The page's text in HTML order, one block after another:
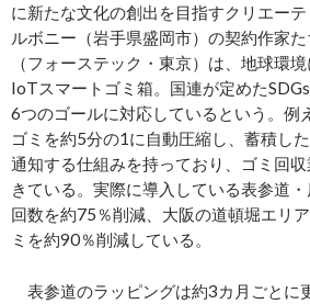
に新たな文化の創出を目指すクリエー
ルボニー（岩手県盛岡市）の契約作家
（フォーステック・東京）は、地球環
IoTスマートゴミ箱。国連が定めた
6つのゴールに対応しているという。例
ゴミを約5分の1に自動圧縮し、蓄積し
通知する仕組みを持っており、ゴミ回
きている。実際に導入している表参道
回数を約75％削減、大阪の道頓堀エリ
ミを約90％削減している。
表参道のラッピングは約3カ月ごとに